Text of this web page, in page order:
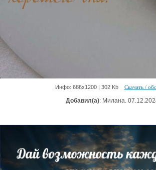
Инфо: 686х1200 | 302 Kb Скачать /
Добавил(а): Милана.